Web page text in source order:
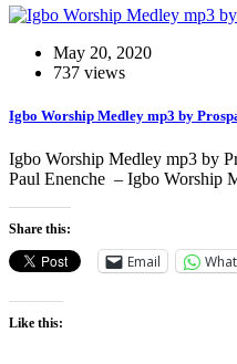
May 20, 2020
737 views
Igbo Worship Medley mp3 by
Igbo Worship Medley mp3 by
Paul Enenche – Igbo Worship
Share this:
Email
Like this: